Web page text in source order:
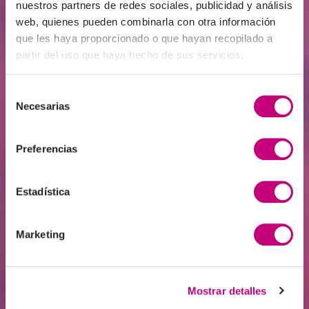
nuestros partners de redes sociales, publicidad y análisis
web, quienes pueden combinarla con otra información
que les haya proporcionado o que hayan recopilado a
partir del uso que haya hecho de sus servicios.
Necesarias
Preferencias
Estadística
Marketing
Mostrar detalles
INVERSIÓN
125.000 euros al que quizá no se pueda
acceder ni con medio millón